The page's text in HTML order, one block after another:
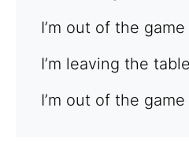
I’m out of the game
I’m leaving the table
I’m out of the game